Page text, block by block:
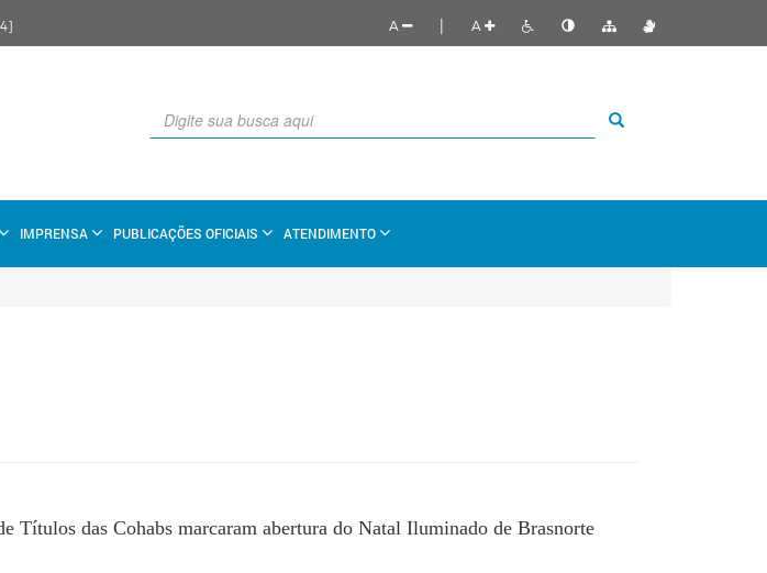
A | A
IMPRENSA PUBLICAÇÕES OFICIAIS ATENDIMENTO
Títulos das Cohabs marcaram abertura do Natal Iluminado de Brasnorte